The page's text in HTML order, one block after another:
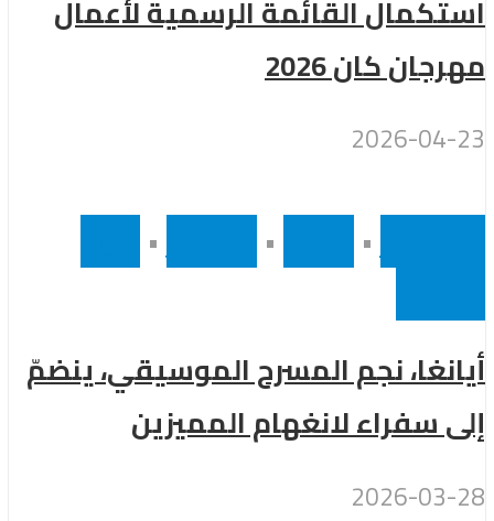
استكمال القائمة الرسمية لأعمال
مهرجان كان 2026
2026-04-23
•
•
•
أيانغا، نجم المسرح الموسيقي، ينضمّ
إلى سفراء لانغهام المميزين
2026-03-28